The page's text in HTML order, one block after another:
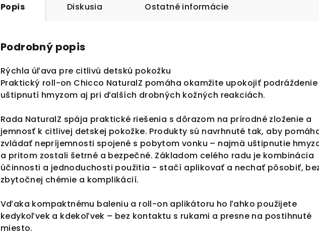
Popis Diskusia Ostatné informácie
Podrobný popis
Rýchla úľava pre citlivú detskú pokožku
Praktický roll-on Chicco NaturalZ pomáha okamžite upokojiť
uštipnutí hmyzom aj pri ďalších drobných kožných reakciách.
Rada NaturalZ spája praktické riešenia s dôrazom na prírodné zloženie a
jemnosť k citlivej detskej pokožke. Produkty sú navrhnuté tak, aby
zvládať nepríjemnosti spojené s pobytom vonku – najmä uštipnutie
a pritom zostali šetrné a bezpečné. Základom celého radu je kombinácia
účinnosti a jednoduchosti použitia - stačí aplikovať a nechať pôsobiť,
zbytočnej chémie a komplikácií.
Vďaka kompaktnému baleniu a roll-on aplikátoru ho ľahko použijete
kedykoľvek a kdekoľvek – bez kontaktu s rukami a presne na postihnuté
miesto.